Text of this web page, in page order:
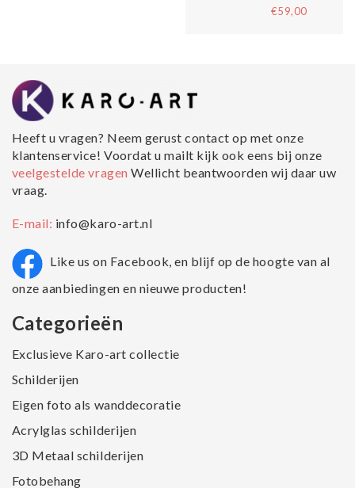
€59,00
Heeft u vragen? Neem gerust contact op met onze
klantenservice! Voordat u mailt kijk ook eens bij onze
veelgestelde vragenWellicht beantwoorden wij daar uw
vraag.
E-mail: info@karo-art.nl
Like us on Facebook, en blijf op de hoogte van al
onze aanbiedingen en nieuwe producten!
Categorieën
Exclusieve Karo-art collectie
Schilderijen
Eigen foto als wanddecoratie
Acrylglas schilderijen
3D Metaal schilderijen
Fotobehang